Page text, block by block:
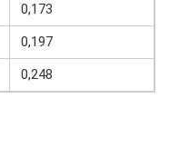
0,173
0,197
0,248